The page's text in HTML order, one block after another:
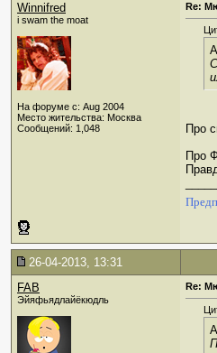
Winnifred
i swam the moat
На форуме с: Aug 2004
Место жительства: Москва
Сообщений: 1,048
Re:
Про
Про
26-04-2013, 13:31
FAB
Эйяфьядлайёкюдль
Re: